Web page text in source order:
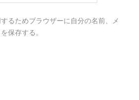
るためブラウザーに自分の名前、メ
保存する。